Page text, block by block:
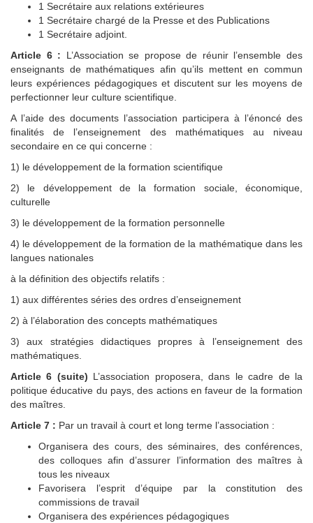
1 Secrétaire aux relations extérieures
1 Secrétaire chargé de la Presse et des Publications
1 Secrétaire adjoint.
Article 6 : L’Association se propose de réunir l’ensemble des
enseignants de mathématiques afin qu’ils mettent en commun
leurs expériences pédagogiques et discutent sur les moyens de
perfectionner leur culture scientifique.
A l’aide des documents l’association participera à l’énoncé des
finalités de l’enseignement des mathématiques au niveau
secondaire en ce qui concerne :
1) le développement de la formation scientifique
2) le développement de la formation sociale, économique,
culturelle
3) le développement de la formation personnelle
4) le développement de la formation de la mathématique dans les
langues nationales
à la définition des objectifs relatifs :
1) aux différentes séries des ordres d’enseignement
2) à l’élaboration des concepts mathématiques
3) aux stratégies didactiques propres à l’enseignement des
mathématiques.
Article 6 (suite) L’association proposera, dans le cadre de la
politique éducative du pays, des actions en faveur de la formation
des maîtres.
Article 7 : Par un travail à court et long terme l’association :
Organisera des cours, des séminaires, des conférences,
des colloques afin d’assurer l’information des maîtres à
tous les niveaux
Favorisera l’esprit d’équipe par la constitution des
commissions de travail
Organisera des expériences pédagogiques